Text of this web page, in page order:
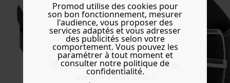
Do you want to be redirected to
www.promod.com ?
Promod utilise des cookies pour
son bon fonctionnement, mesurer
l'audience, vous proposer des
services adaptés et vous adresser
des publicités selon votre
comportement. Vous pouvez les
paramétrer à tout moment et
consulter notre politique de
confidentialité.